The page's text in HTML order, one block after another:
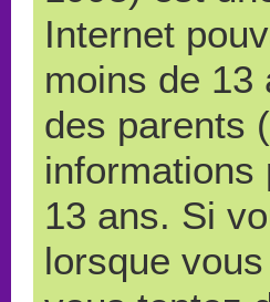
Internet
moins de
des parents
informations
13 ans. Si
lorsque